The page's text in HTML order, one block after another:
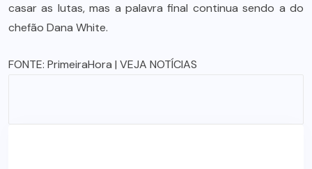
casar as lutas, mas a palavra final continua sendo a do
chefão Dana White.
FONTE: PrimeiraHora | VEJA NOTÍCIAS